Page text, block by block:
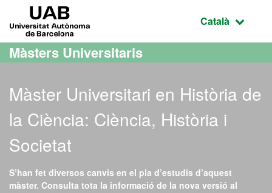
Ves al contingut principal
Ves a la navegació de la pàgina
Idioma
Català
Màsters Universitaris
Màster Universitari en Història de
la Ciència: Ciència, Història i
Societat
S’han fet diversos canvis en el pla d’estudis d’aquest
màster. Consulta tota la informació de la nova versió al